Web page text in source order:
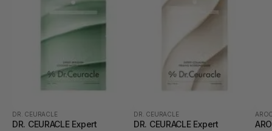
DR. CEURACLE
DR. CEURACLE Expert
DR. CEURACLE
DR. CEURACLE Expert